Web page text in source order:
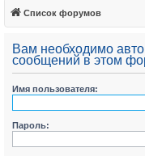
Список форумов
Вам необходимо
сообщений в этом
Имя пользователя:
Пароль: